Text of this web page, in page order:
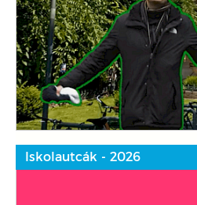
Iskolautcák - 2026